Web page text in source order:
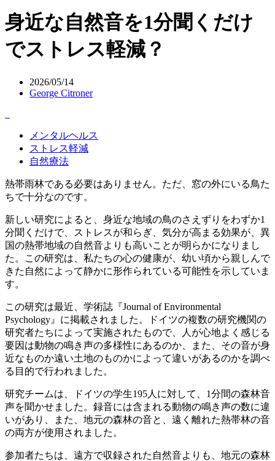
身近な自然音を1分聞くだけ
でストレス軽減？
2026/05/14
George Citroner
メンタルヘルス
ストレス軽減
自然療法
熱帯雨林である必要はありません。ただ、窓の外にいる鳥た
ちで十分なのです。
新しい研究によると、身近な地域の鳥のさえずりをわずか1
分聞くだけで、ストレスが和らぎ、気分が高まる効果が、異
国の熱帯地域の自然音よりも高いことが明らかになりまし
た。この研究は、私たちの心の健康が、幼い頃から親しんで
きた自然によって静かに形作られている可能性を示していま
す。
この研究は最近、学術誌『Journal of Environmental
Psychology』に掲載されました。ドイツの複数の研究機関の
研究者たちによって実施されたもので、人が心地よく感じる
要因は動物の鳴き声の多様性にあるのか、また、その音が身
近なものか遠い土地のものかによって違いがあるのかを調べ
る目的で行われました。
研究チームは、ドイツの学生195人に対して、1分間の森林音
声を聞かせました。録音には含まれる動物の鳴き声の数に違
いがあり、また、地元の森林の音と、遠く離れた熱帯林の音
の両方が使用されました。
参加者たちは、遠方で収録された自然音よりも、地元の森林